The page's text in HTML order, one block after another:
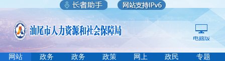
网站
政务
政务
政策
网上
政民
专题